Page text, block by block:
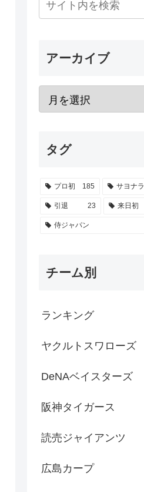
アーカイブ
タグ
プロ初 185 サヨナラ
引退 23 来日初
侍ジャパン
チーム別
ランキング
ヤクルトスワローズ
DeNAベイスターズ
阪神タイガース
読売ジャイアンツ
広島カープ